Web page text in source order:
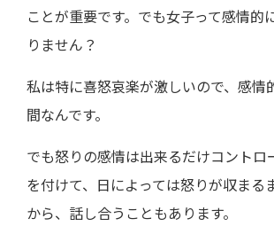
ことが重要です。でも女子って感情的
りません？
私は特に喜怒哀楽が激しいので、感情
間なんです。
でも怒りの感情は出来るだけコントロ
を付けて、日によっては怒りが収まる
から、話し合うこともあります。